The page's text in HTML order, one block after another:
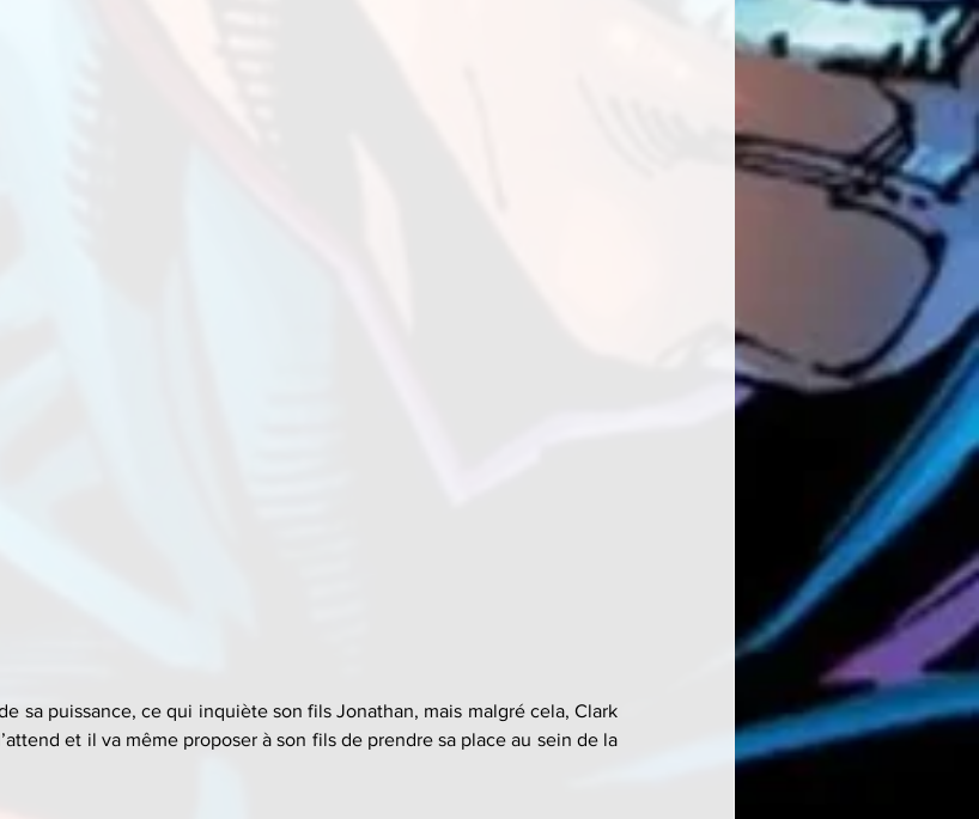
sa puissance, ce qui inquiète son fils Jonathan, mais malgré cela, Clark
et il va même proposer à son fils de prendre sa place au sein de la